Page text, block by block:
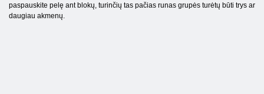
paspauskite pelę ant blokų, turinčių tas pačias runas grupės turėtų būti trys ar
daugiau akmenų.